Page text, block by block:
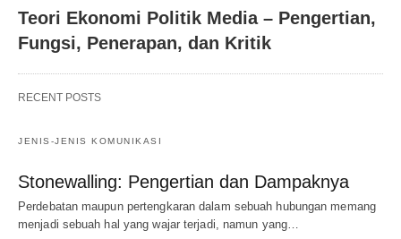
Teori Ekonomi Politik Media – Pengertian,
Fungsi, Penerapan, dan Kritik
RECENT POSTS
JENIS-JENIS KOMUNIKASI
Stonewalling: Pengertian dan Dampaknya
Perdebatan maupun pertengkaran dalam sebuah hubungan memang
menjadi sebuah hal yang wajar terjadi, namun yang…